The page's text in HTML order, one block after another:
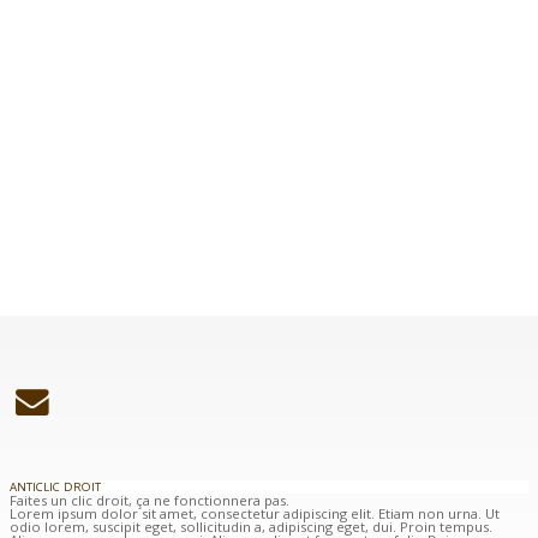
ANTICLIC DROIT
Faites un clic droit, ça ne fonctionnera pas.
Lorem ipsum dolor sit amet, consectetur adipiscing elit. Etiam non urna. Ut
odio lorem, suscipit eget, sollicitudin a, adipiscing eget, dui. Proin tempus.